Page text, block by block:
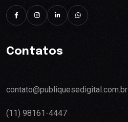
Contatos
contato@publiquesedigital.com.br
(11) 98161-4447